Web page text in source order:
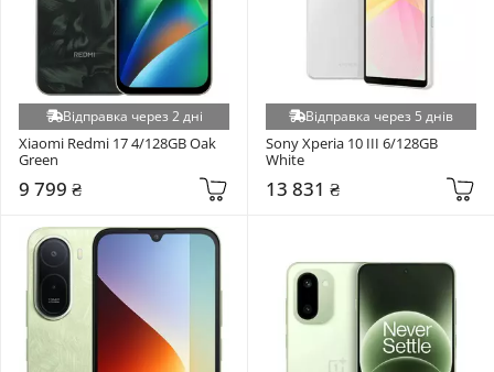
Відправка через 2 дні
Xiaomi Redmi 17 4/128GB Oak
Green
9 799 ₴
Відправка через 5 днів
Sony Xperia 10 III 6/128GB
White
13 831 ₴